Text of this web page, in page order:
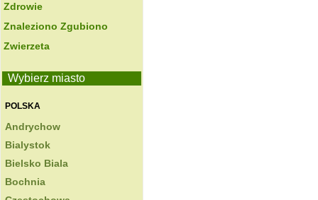
Zdrowie
Znaleziono Zgubiono
Zwierzeta
Wybierz miasto
POLSKA
Andrychow
Bialystok
Bielsko Biala
Bochnia